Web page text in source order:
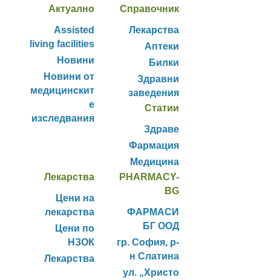
Актуално
Assisted
living facilities
Новини
Новини от
медицинскит
е
изследвания
Справочник
Лекарства
Аптеки
Билки
Здравни
заведения
Статии
Здраве
Фармация
Медицина
Лекарства
Цени на
лекарства
Цени по
НЗОК
Лекарства
PHARMACY-
BG
ФАРМАСИ
БГ ООД
гр. София, р-
н Слатина
ул. „Христо